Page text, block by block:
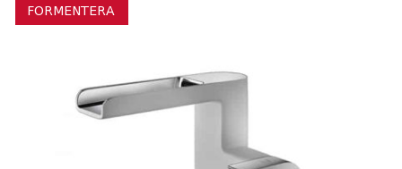
FORMENTERA